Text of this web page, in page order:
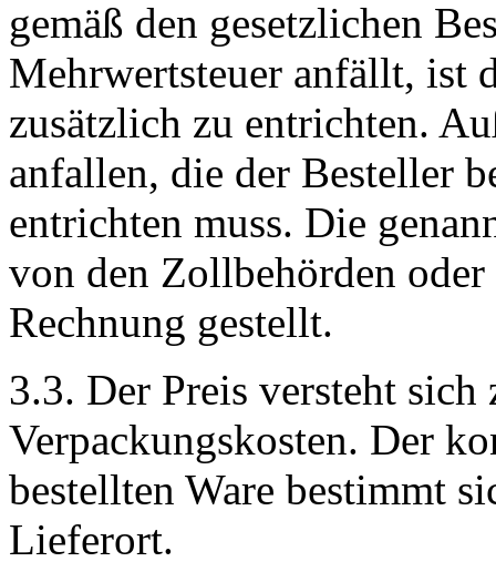
gemäß den gesetzlichen
Mehrwertsteuer anfällt, ist
zusätzlich zu entrichten.
anfallen, die der Besteller
entrichten muss. Die
von den Zollbehörden
Rechnung gestellt.
3.3. Der Preis versteht
Verpackungskosten. Der
bestellten Ware bestimmt
Lieferort.